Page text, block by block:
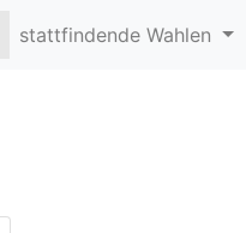
stattfindende Wahlen